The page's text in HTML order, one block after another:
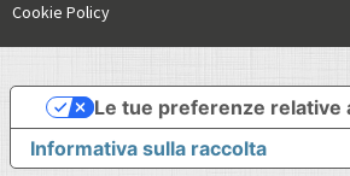
Cookie Policy
Informativa sulla raccolta
Le tue preferenze relative